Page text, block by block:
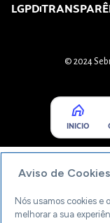
LGPD
© 2024
INICIO
Aviso de Cookies
Nós usamos cookies e
melhorar a sua